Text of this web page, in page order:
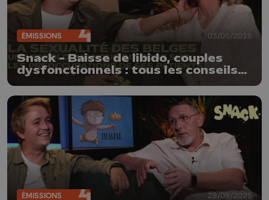
ÉMISSIONS 03/05/2026
Snack - Baisse de libido, couples
dysfonctionnels : tous les conseils
sans filtre d'une sexologue
ÉMISSIONS 28/09/2025